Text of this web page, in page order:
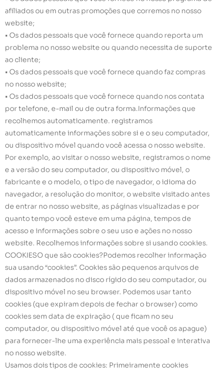
afiliados ou em outras promoções que corremos no nosso
website;
• Os dados pessoais que você fornece quando reporta um
problema no nosso website ou quando necessita de suporte
ao cliente;
• Os dados pessoais que você fornece quando faz compras
no nosso website;
• Os dados pessoais que você fornece quando nos contata
por telefone, e-mail ou de outra forma.Informações que
recolhemos automaticamente. registramos
automaticamente informações sobre si e o seu computador,
ou dispositivo móvel quando você acessa o nosso website.
Por exemplo, ao visitar o nosso website, registramos o nome
e a versão do seu computador, ou dispositivo móvel, o
fabricante e o modelo, o tipo de navegador, o idioma do
navegador, a resolução do monitor, o website visitado antes
de entrar no nosso website, as páginas visualizadas e por
quanto tempo você esteve em uma página, tempos de
acesso e informações sobre o seu uso e ações no nosso
website. Recolhemos informações sobre si usando cookies.
COOKIESO que são cookies?Podemos recolher informação
sua usando “cookies”. Cookies são pequenos arquivos de
dados armazenados no disco rígido do seu computador, ou
dispositivo móvel no seu browser. Podemos usar tanto
cookies (que expiram depois de fechar o browser) como
cookies sem data de expiração ( que ficam no seu
computador, ou dispositivo móvel até que você os apague)
para fornecer-lhe uma experiência mais pessoal e interativa
no nosso website.
Usamos dois tipos de cookies: Primeiramente cookies